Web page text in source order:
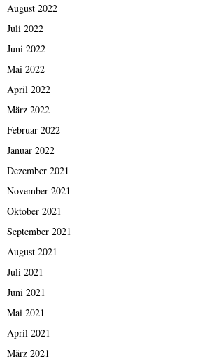
August 2022
Juli 2022
Juni 2022
Mai 2022
April 2022
März 2022
Februar 2022
Januar 2022
Dezember 2021
November 2021
Oktober 2021
September 2021
August 2021
Juli 2021
Juni 2021
Mai 2021
April 2021
März 2021